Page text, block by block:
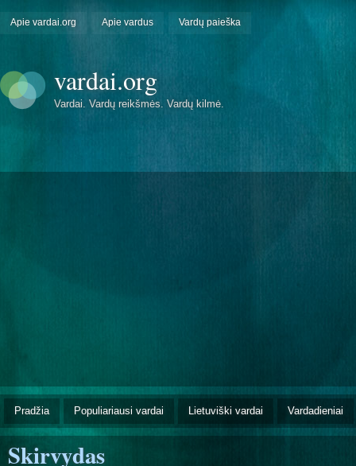
Apie vardai.org Apie vardus Vardų paieška
vardai.org
Vardai. Vardų reikšmės. Vardų kilmė.
Pradžia Populiariausi vardai Lietuviški vardai Vardadieniai
Skirvydas